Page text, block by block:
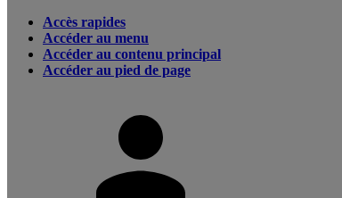
Accès rapides
Accéder au menu
Accéder au contenu principal
Accéder au pied de page